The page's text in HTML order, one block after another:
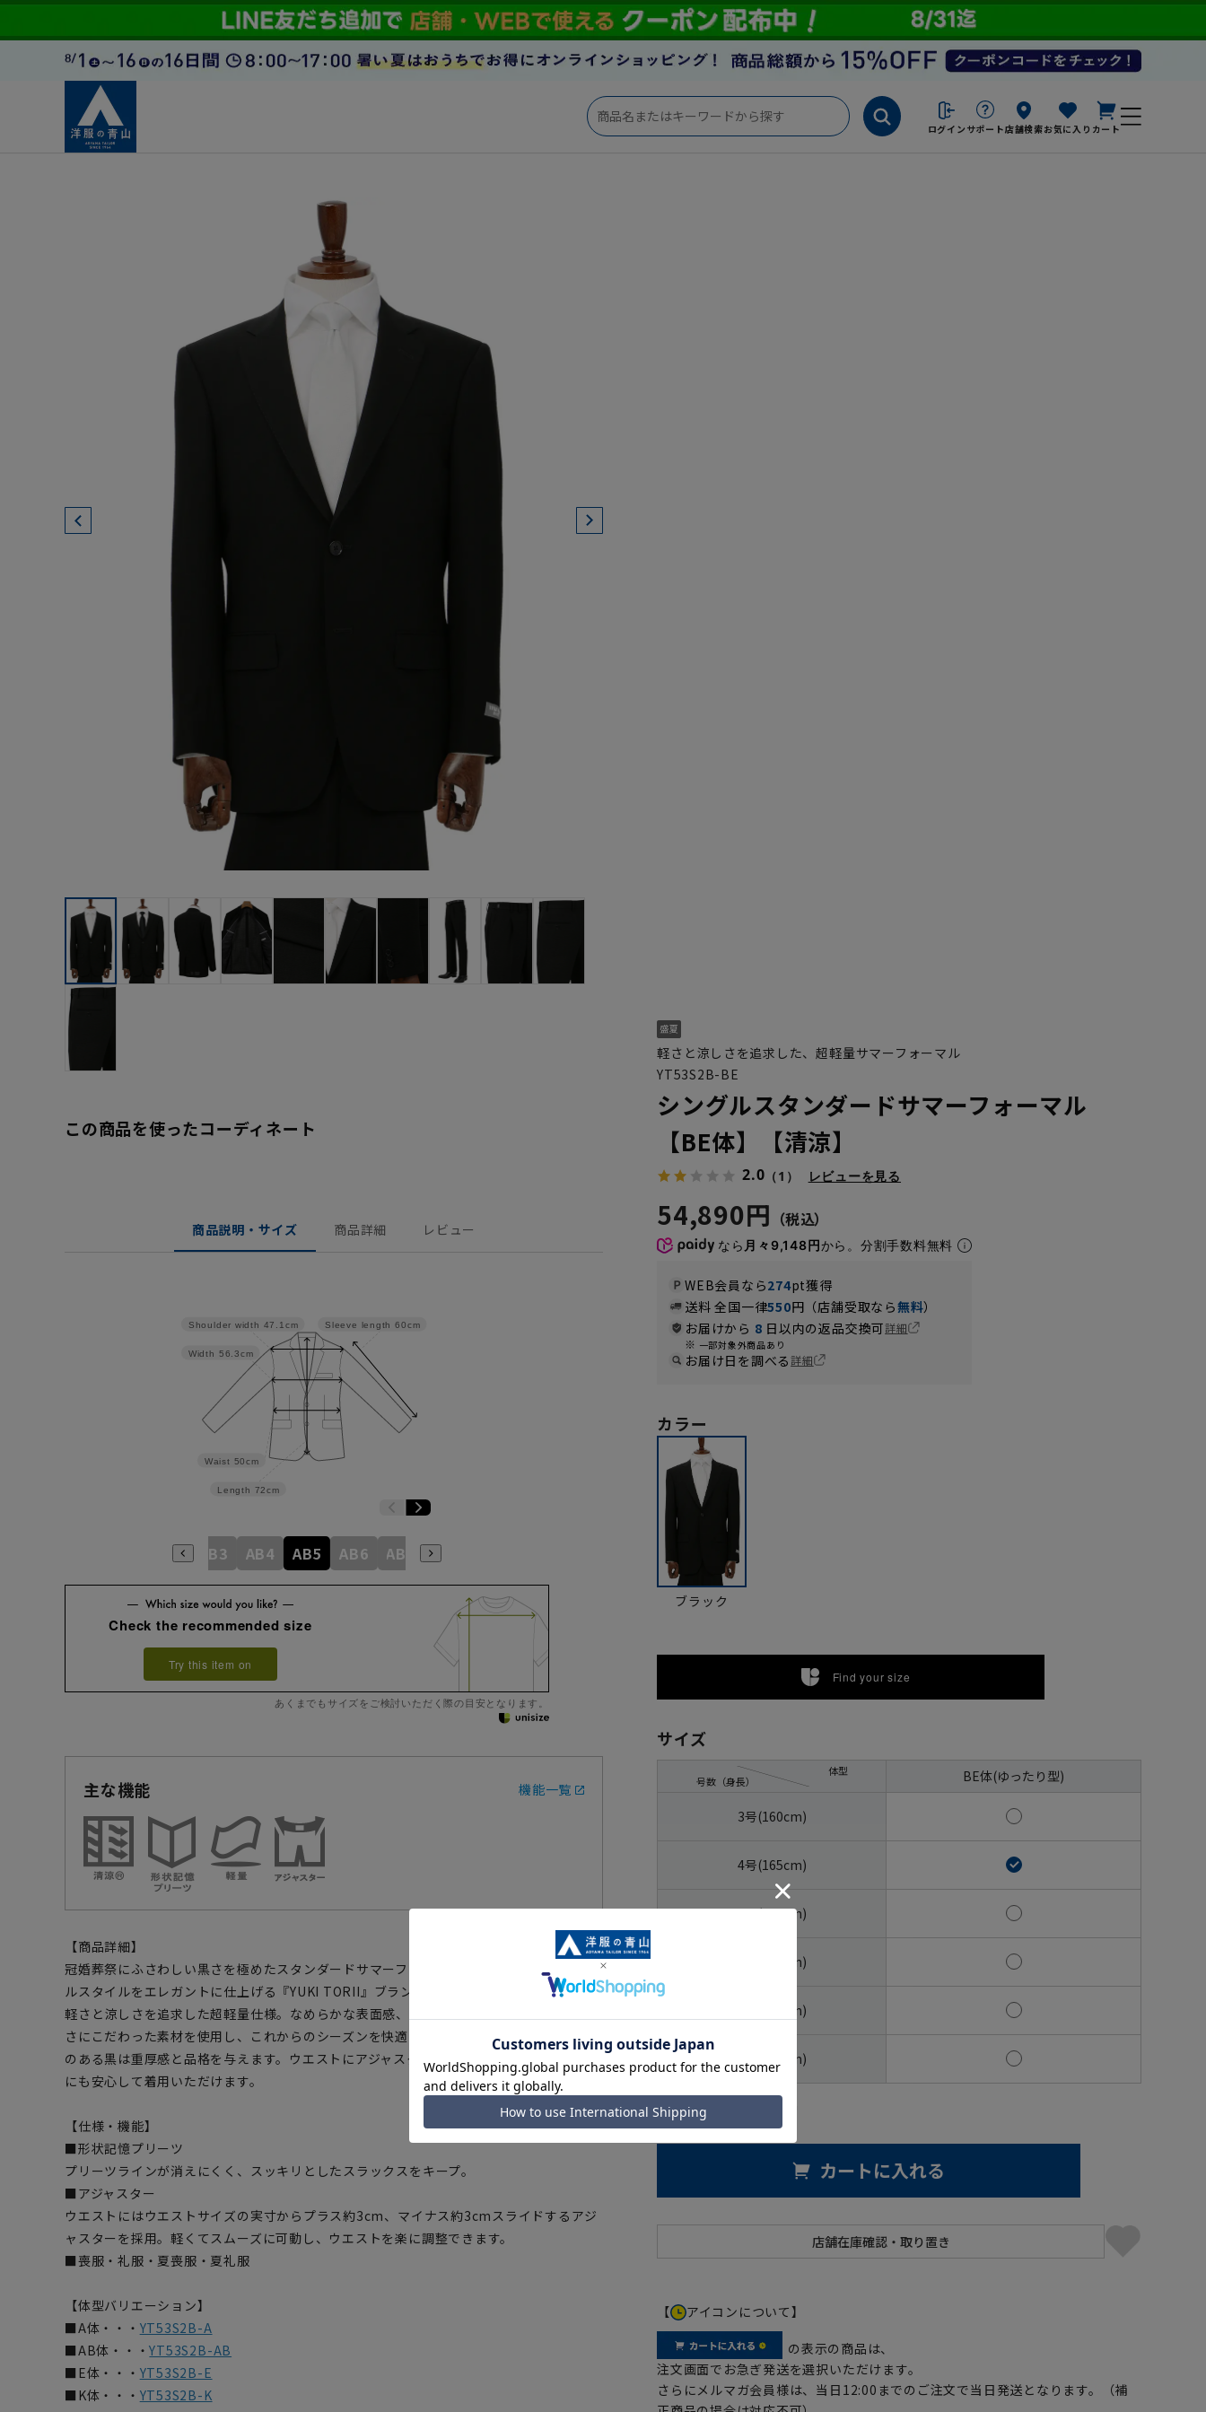
ログイン サポート店舗検索お気に入り カート
この商品を使ったコーディネート
商品説明・サイズ 商品詳細 レビュー
Sleeve length 60cm
Length 72cm
Waist 50cm
Width 56.3cm
Shoulder width 47.1cm
A8 AB3 AB4 AB5 AB6 AB7 AB8 BE8
Check the recommended size
Try this item on
あくまでもサイズをご検討いただく際の目安となります。
主な機能 機能一覧
【商品詳細】
冠婚葬祭にふさわしい黒さを極めたスタンダードサマーフォーマルです。大人のフォーマ
ルスタイルをエレガントに仕上げる『YUKI TORII』ブランドの略礼服。
軽さと涼しさを追求した超軽量仕様。なめらかな表面感、さらっとした肌触りが特徴の軽
さにこだわった素材を使用し、これからのシーズンを快適に着用していただけます。深み
のある黒は重厚感と品格を与えます。ウエストにアジャスターを施し、多少の体形の変化
にも安心して着用いただけます。
【仕様・機能】
■形状記憶プリーツ
プリーツラインが消えにくく、スッキリとしたスラックスをキープ。
■アジャスター
ウエストにはウエストサイズの実寸からプラス約3cm、マイナス約3cmスライドするアジ
ャスターを採用。軽くてスムーズに可動し、ウエストを楽に調整できます。
■喪服・礼服・夏喪服・夏礼服
【体型バリエーション】
■A体・・・ YT53S2B-A
■AB体・・・YT53S2B-AB
■E体・・・ YT53S2B-E
■K体・・・ YT53S2B-K
軽さと涼しさを追求した、超軽量サマーフォーマル
YT53S2B-BE
シングルスタンダードサマーフォーマル
【BE体】【清涼】
2.0 （1） レビューを見る
54,890円
なら 月々9,148円から。分割手数料無料
WEB会員なら274pt獲得
送料 全国一律550円（店舗受取なら無料）
お届けから 8 日以内の返品交換可詳細
一部対象外商品あり
お届け日を調べる詳細
カラー
ブラック
Find your size
サイズ
号数（身長）
体型 BE体(ゆったり型)
3号(160cm)
4号(165cm)
5号(170cm)
6号(175cm)
7号(180cm)
8号(185cm)
ウエストの目安：
カートに入れる
【 アイコンについて】
の表示の商品は、
注文画面でお急ぎ発送を選択いただけます。
さらにメルマガ会員様は、当日12:00までのご注文で当日発送となります。（補